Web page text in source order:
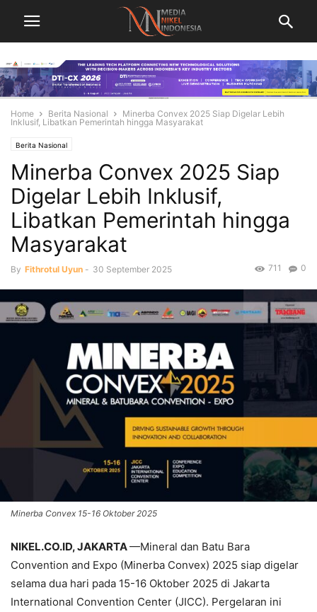
Home Berita Nasional
Minerba Convex 2025 Siap Digelar Lebih
Inklusif, Libatkan Pemerintah hingga Masyarakat
Berita Nasional
Minerba Convex 2025 Siap
Digelar Lebih Inklusif,
Libatkan Pemerintah hingga
Masyarakat
By Fithrotul Uyun - 30 September 2025 0
711
Minerba Convex 15-16 Oktober 2025
NIKEL.CO.ID, JAKARTA—Mineral dan Batu Bara
Convention and Expo (Minerba Convex) 2025 siap digelar
selama dua hari pada 15-16 Oktober 2025 di Jakarta
International Convention Center (JICC). Pergelaran ini